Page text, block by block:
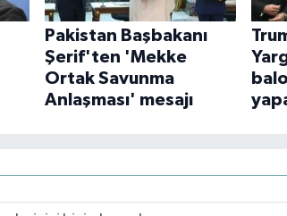
Pakistan Başbakanı
Şerif'ten 'Mekke
Ortak Savunma
Anlaşması' mesajı